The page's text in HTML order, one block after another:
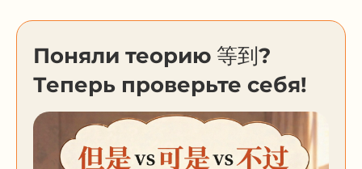
Поняли теорию 等到?
Теперь проверьте себя!